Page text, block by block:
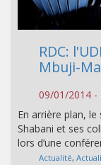
RDC:
Mbuji-
09/01/2014 -
En arrière plan, le
Shabani et ses
lors d’une
Actualité,